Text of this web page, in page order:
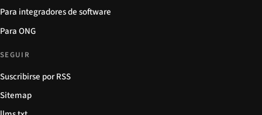
Para integradores de software
Para ONG
SEGUIR
Suscribirse por RSS
Sitemap